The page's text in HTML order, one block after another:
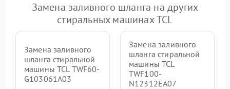
Замена заливного шланга на других
стиральных машинах TCL
Замена заливного
шланга стиральной
машины TCL TWF60-
G103061A03
Замена заливного
шланга стиральной
машины TCL
TWF100-
N12312EA07